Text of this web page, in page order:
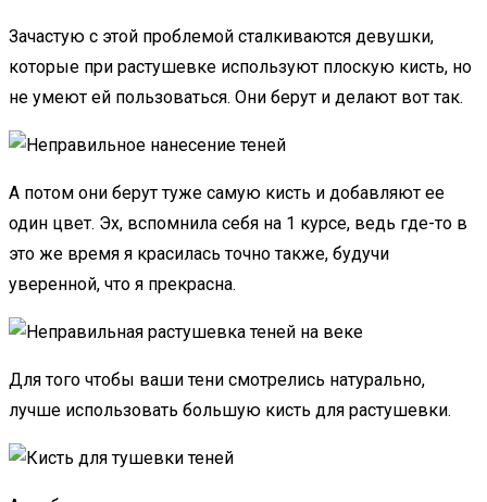
Зачастую с этой проблемой сталкиваются девушки,
которые при растушевке используют плоскую кисть, но
не умеют ей пользоваться. Они берут и делают вот так.
А потом они берут туже самую кисть и добавляют ее
один цвет. Эх, вспомнила себя на 1 курсе, ведь где-то в
это же время я красилась точно также, будучи
уверенной, что я прекрасна.
Для того чтобы ваши тени смотрелись натурально,
лучше использовать большую кисть для растушевки.